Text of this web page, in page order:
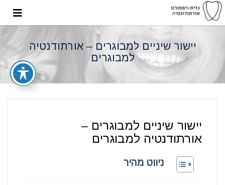
יישור שיניים למבוגרים – אורתודנטיה
למבוגרים
יישור שיניים למבוגרים –
אורתודנטיה למבוגרים
ניווט מהיר